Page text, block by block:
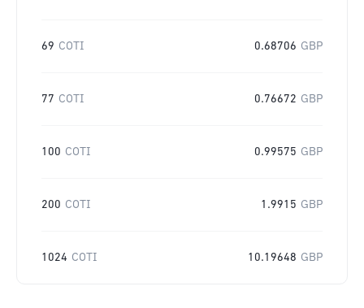
69 COTI 0.68706 GBP
77 COTI 0.76672 GBP
100 COTI 0.99575 GBP
200 COTI 1.9915 GBP
1024 COTI 10.19648 GBP